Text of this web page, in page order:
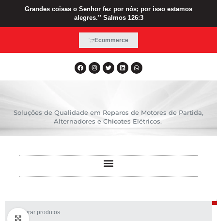
Grandes coisas o Senhor fez por nós; por isso estamos
alegres.’’ Salmos 126:3
Ecommerce
Soluções de Qualidade em Reparos de Motores de Partida,
Alternadores e Chicotes Elétricos.